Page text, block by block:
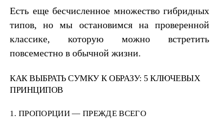
Есть еще бесчисленное множество гибридных
типов, но мы остановимся на проверенной
классике, которую можно встретить
повсеместно в обычной жизни.
КАК ВЫБРАТЬ СУМКУ К ОБРАЗУ: 5 КЛЮЧЕВЫХ
ПРИНЦИПОВ
1. ПРОПОРЦИИ — ПРЕЖДЕ ВСЕГО